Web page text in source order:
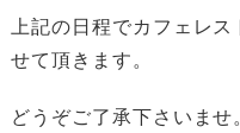
上記の日程でカフェレス
せて頂きます。
どうぞご了承下さいませ